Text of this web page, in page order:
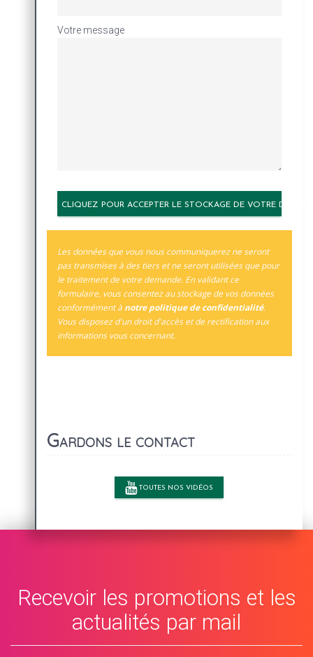
Votre message
CLIQUEZ POUR ACCEPTER LE STOCKAGE DE VOTRE
Les données que vous nous communiquerez ne seront
pas transmises à des tiers et ne seront utilisées que pour
le traitement de votre demande. En validant ce
formulaire, vous consentez au stockage de vos données
conformément à notre politique de confidentialité.
Vous disposez d'un droit d'accès et de rectification aux
informations vous concernant.
Gardons le contact
TOUTES NOS VIDÉOS
Recevoir les promotions et les
actualités par mail